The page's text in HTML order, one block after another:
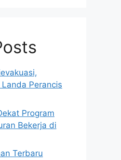
Perancis
Program
Bekerja di
Terbaru